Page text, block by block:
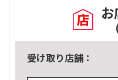
受け取り店舗：